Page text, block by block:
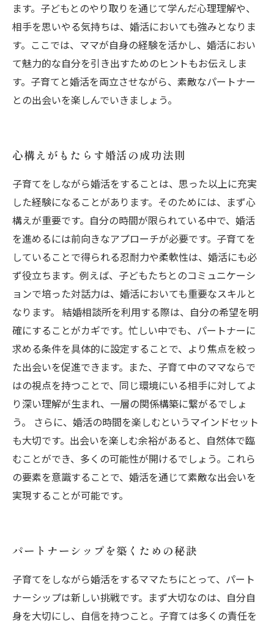
ます。子どもとのやり取りを通じて学んだ心理理解や、
相手を思いやる気持ちは、婚活においても強みとなりま
す。ここでは、ママが自身の経験を活かし、婚活におい
て魅力的な自分を引き出すためのヒントもお伝えしま
す。子育てと婚活を両立させながら、素敵なパートナー
との出会いを楽しんでいきましょう。
心構えがもたらす婚活の成功法則
子育てをしながら婚活をすることは、思った以上に充実
した経験になることがあります。そのためには、まず心
構えが重要です。自分の時間が限られている中で、婚活
を進めるには前向きなアプローチが必要です。子育てを
していることで得られる忍耐力や柔軟性は、婚活にも必
ず役立ちます。例えば、子どもたちとのコミュニケーシ
ョンで培った対話力は、婚活においても重要なスキルと
なります。 結婚相談所を利用する際は、自分の希望を明
確にすることがカギです。忙しい中でも、パートナーに
求める条件を具体的に設定することで、より焦点を絞っ
た出会いを促進できます。また、子育て中のママならで
はの視点を持つことで、同じ環境にいる相手に対してよ
り深い理解が生まれ、一層の関係構築に繋がるでしょ
う。 さらに、婚活の時間を楽しむというマインドセット
も大切です。出会いを楽しむ余裕があると、自然体で臨
むことができ、多くの可能性が開けるでしょう。これら
の要素を意識することで、婚活を通じて素敵な出会いを
実現することが可能です。
パートナーシップを築くための秘訣
子育てをしながら婚活をするママたちにとって、パート
ナーシップは新しい挑戦です。まず大切なのは、自分自
身を大切にし、自信を持つこと。子育ては多くの責任を